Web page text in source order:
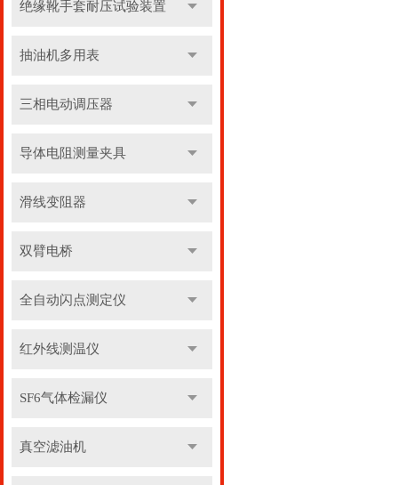
绝缘靴手套耐压试验装置
抽油机多用表
三相电动调压器
导体电阻测量夹具
滑线变阻器
双臂电桥
全自动闪点测定仪
红外线测温仪
SF6气体检漏仪
真空滤油机